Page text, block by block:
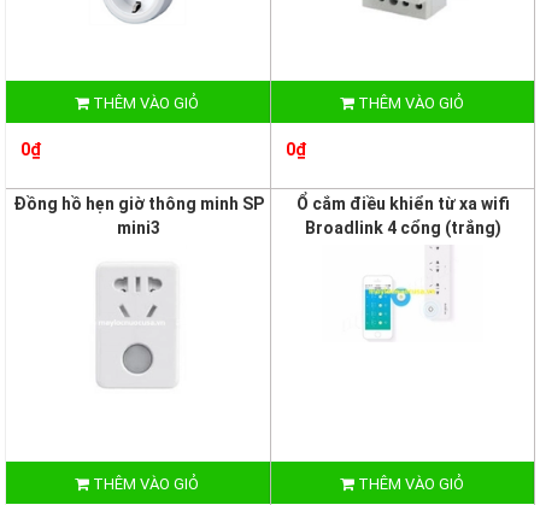
THÊM VÀO GIỎ
0₫
THÊM VÀO GIỎ
0₫
Đồng hồ hẹn giờ thông minh SP
mini3
THÊM VÀO GIỎ
Ổ cắm điều khiển từ xa wifi
Broadlink 4 cổng (trắng)
THÊM VÀO GIỎ